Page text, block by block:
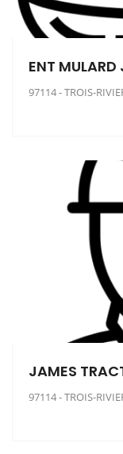
ENT MULARD
97114 - TROIS-
JAMES
97114 - TROIS-